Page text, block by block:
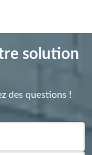
solution
des questions !